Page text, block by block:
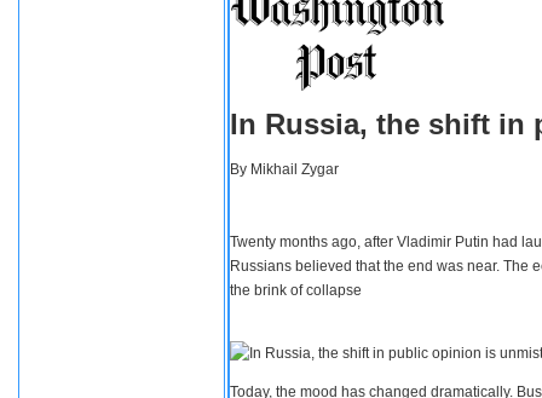
In Russia, the shift in
By Mikhail Zygar
Twenty months ago, after Vladimir Putin had
Russians believed that the end was near. The
the brink of collapse
Today, the mood has changed dramatically.